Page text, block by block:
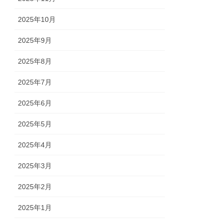
2025年10月
2025年9月
2025年8月
2025年7月
2025年6月
2025年5月
2025年4月
2025年3月
2025年2月
2025年1月